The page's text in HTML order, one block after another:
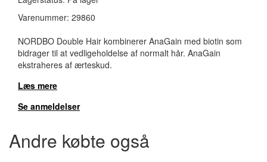
Varenummer: 29860
NORDBO Double Hair kombinerer AnaGain med biotin som
bidrager til at vedligeholdelse af normalt hår. AnaGain
ekstraheres af ærteskud.
Læs mere
Se anmeldelser
Andre købte også